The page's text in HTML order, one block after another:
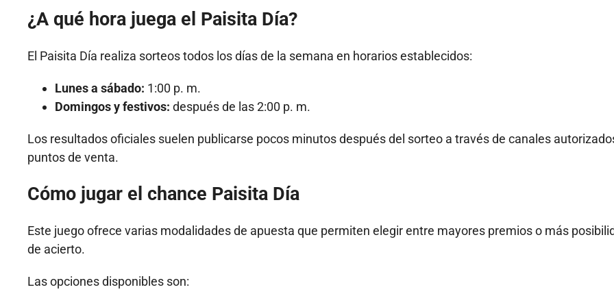
¿A qué hora juega el Paisita Día?
El Paisita Día realiza sorteos todos los días de la semana en horarios establecidos:
Lunes a sábado: 1:00 p. m.
Domingos y festivos: después de las 2:00 p. m.
Los resultados oficiales suelen publicarse pocos minutos después del sorteo a través de canales
puntos de venta.
Cómo jugar el chance Paisita Día
Este juego ofrece varias modalidades de apuesta que permiten elegir entre mayores premios o más
de acierto.
Las opciones disponibles son: